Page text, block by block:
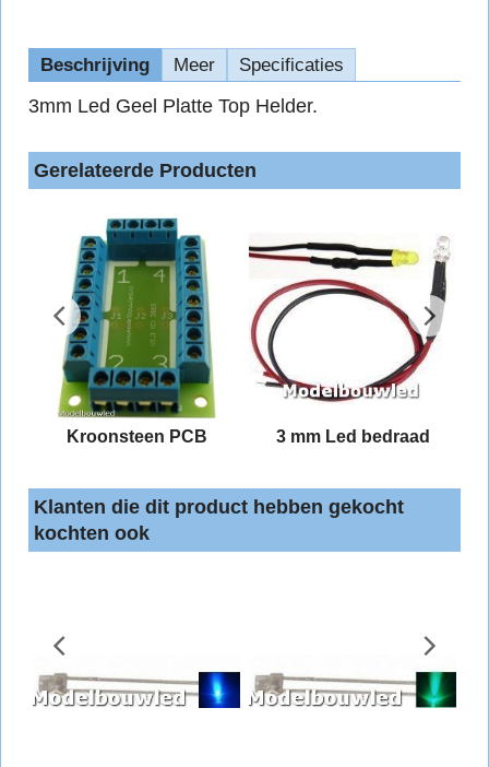
Beschrijving Meer Specificaties
3mm Led Geel Platte Top Helder.
Gerelateerde Producten
Kroonsteen PCB 3 mm Led bedraad
Klanten die dit product hebben gekocht
kochten ook